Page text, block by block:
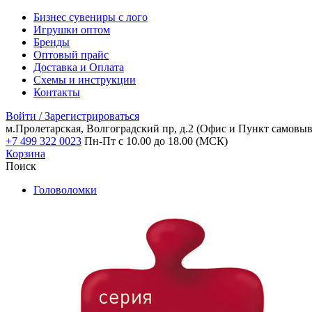
Бизнес сувениры с лого
Игрушки оптом
Бренды
Оптовый прайс
Доставка и Оплата
Схемы и инструкции
Контакты
Войти / Зарегистрироваться
м.Пролетарская, Волгоградский пр, д.2 (Офис и Пункт
+7 499 322 0023 Пн-Пт с 10.00 до 18.00 (МСК)
Корзина
Поиск
Головоломки